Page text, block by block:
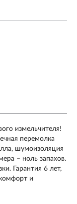
измельчителя!
перемолка
шумоизоляция
– ноль запахов.
Гарантия 6 лет,
и